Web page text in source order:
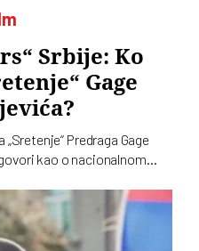
Srbije: Ko
Gage
Predraga Gage
kao o nacionalnom
Srpske